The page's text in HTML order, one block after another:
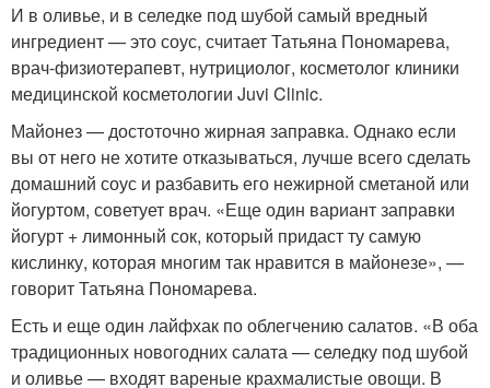
И в оливье, и в селедке под шубой самый вредный
ингредиент — это соус, считает Татьяна Пономарева,
врач-физиотерапевт, нутрициолог, косметолог клиники
медицинской косметологии Juvi Clinic.
Майонез — достоточно жирная заправка. Однако если
вы от него не хотите отказываться, лучше всего сделать
домашний соус и разбавить его нежирной сметаной или
йогуртом, советует врач. «Еще один вариант заправки
йогурт + лимонный сок, который придаст ту самую
кислинку, которая многим так нравится в майонезе», —
говорит Татьяна Пономарева.
Есть и еще один лайфхак по облегчению салатов. «В оба
традиционных новогодних салата — селедку под шубой
и оливье — входят вареные крахмалистые овощи. В